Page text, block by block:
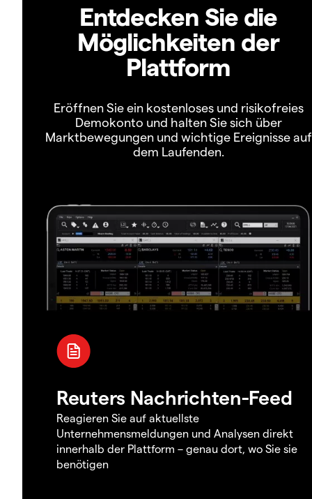
Entdecken Sie die
Möglichkeiten der
Plattform
Eröffnen Sie ein kostenloses und risikofreies
Demokonto und halten Sie sich über
Marktbewegungen und wichtige Ereignisse auf
dem Laufenden.
Reuters Nachrichten-Feed
Reagieren Sie auf aktuellste
Unternehmensmeldungen und Analysen direkt
innerhalb der Plattform – genau dort, wo Sie sie
benötigen